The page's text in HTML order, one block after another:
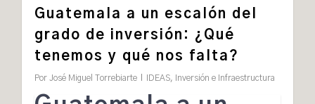
Guatemala a un escalón del
grado de inversión: ¿Qué
tenemos y qué nos falta?
Por José Miguel Torrebiarte IDEAS, Inversión e Infraestructura